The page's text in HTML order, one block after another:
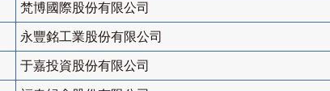
梵博國際股份有限公司
永豐銘工業股份有限公司
于嘉投資股份有限公司